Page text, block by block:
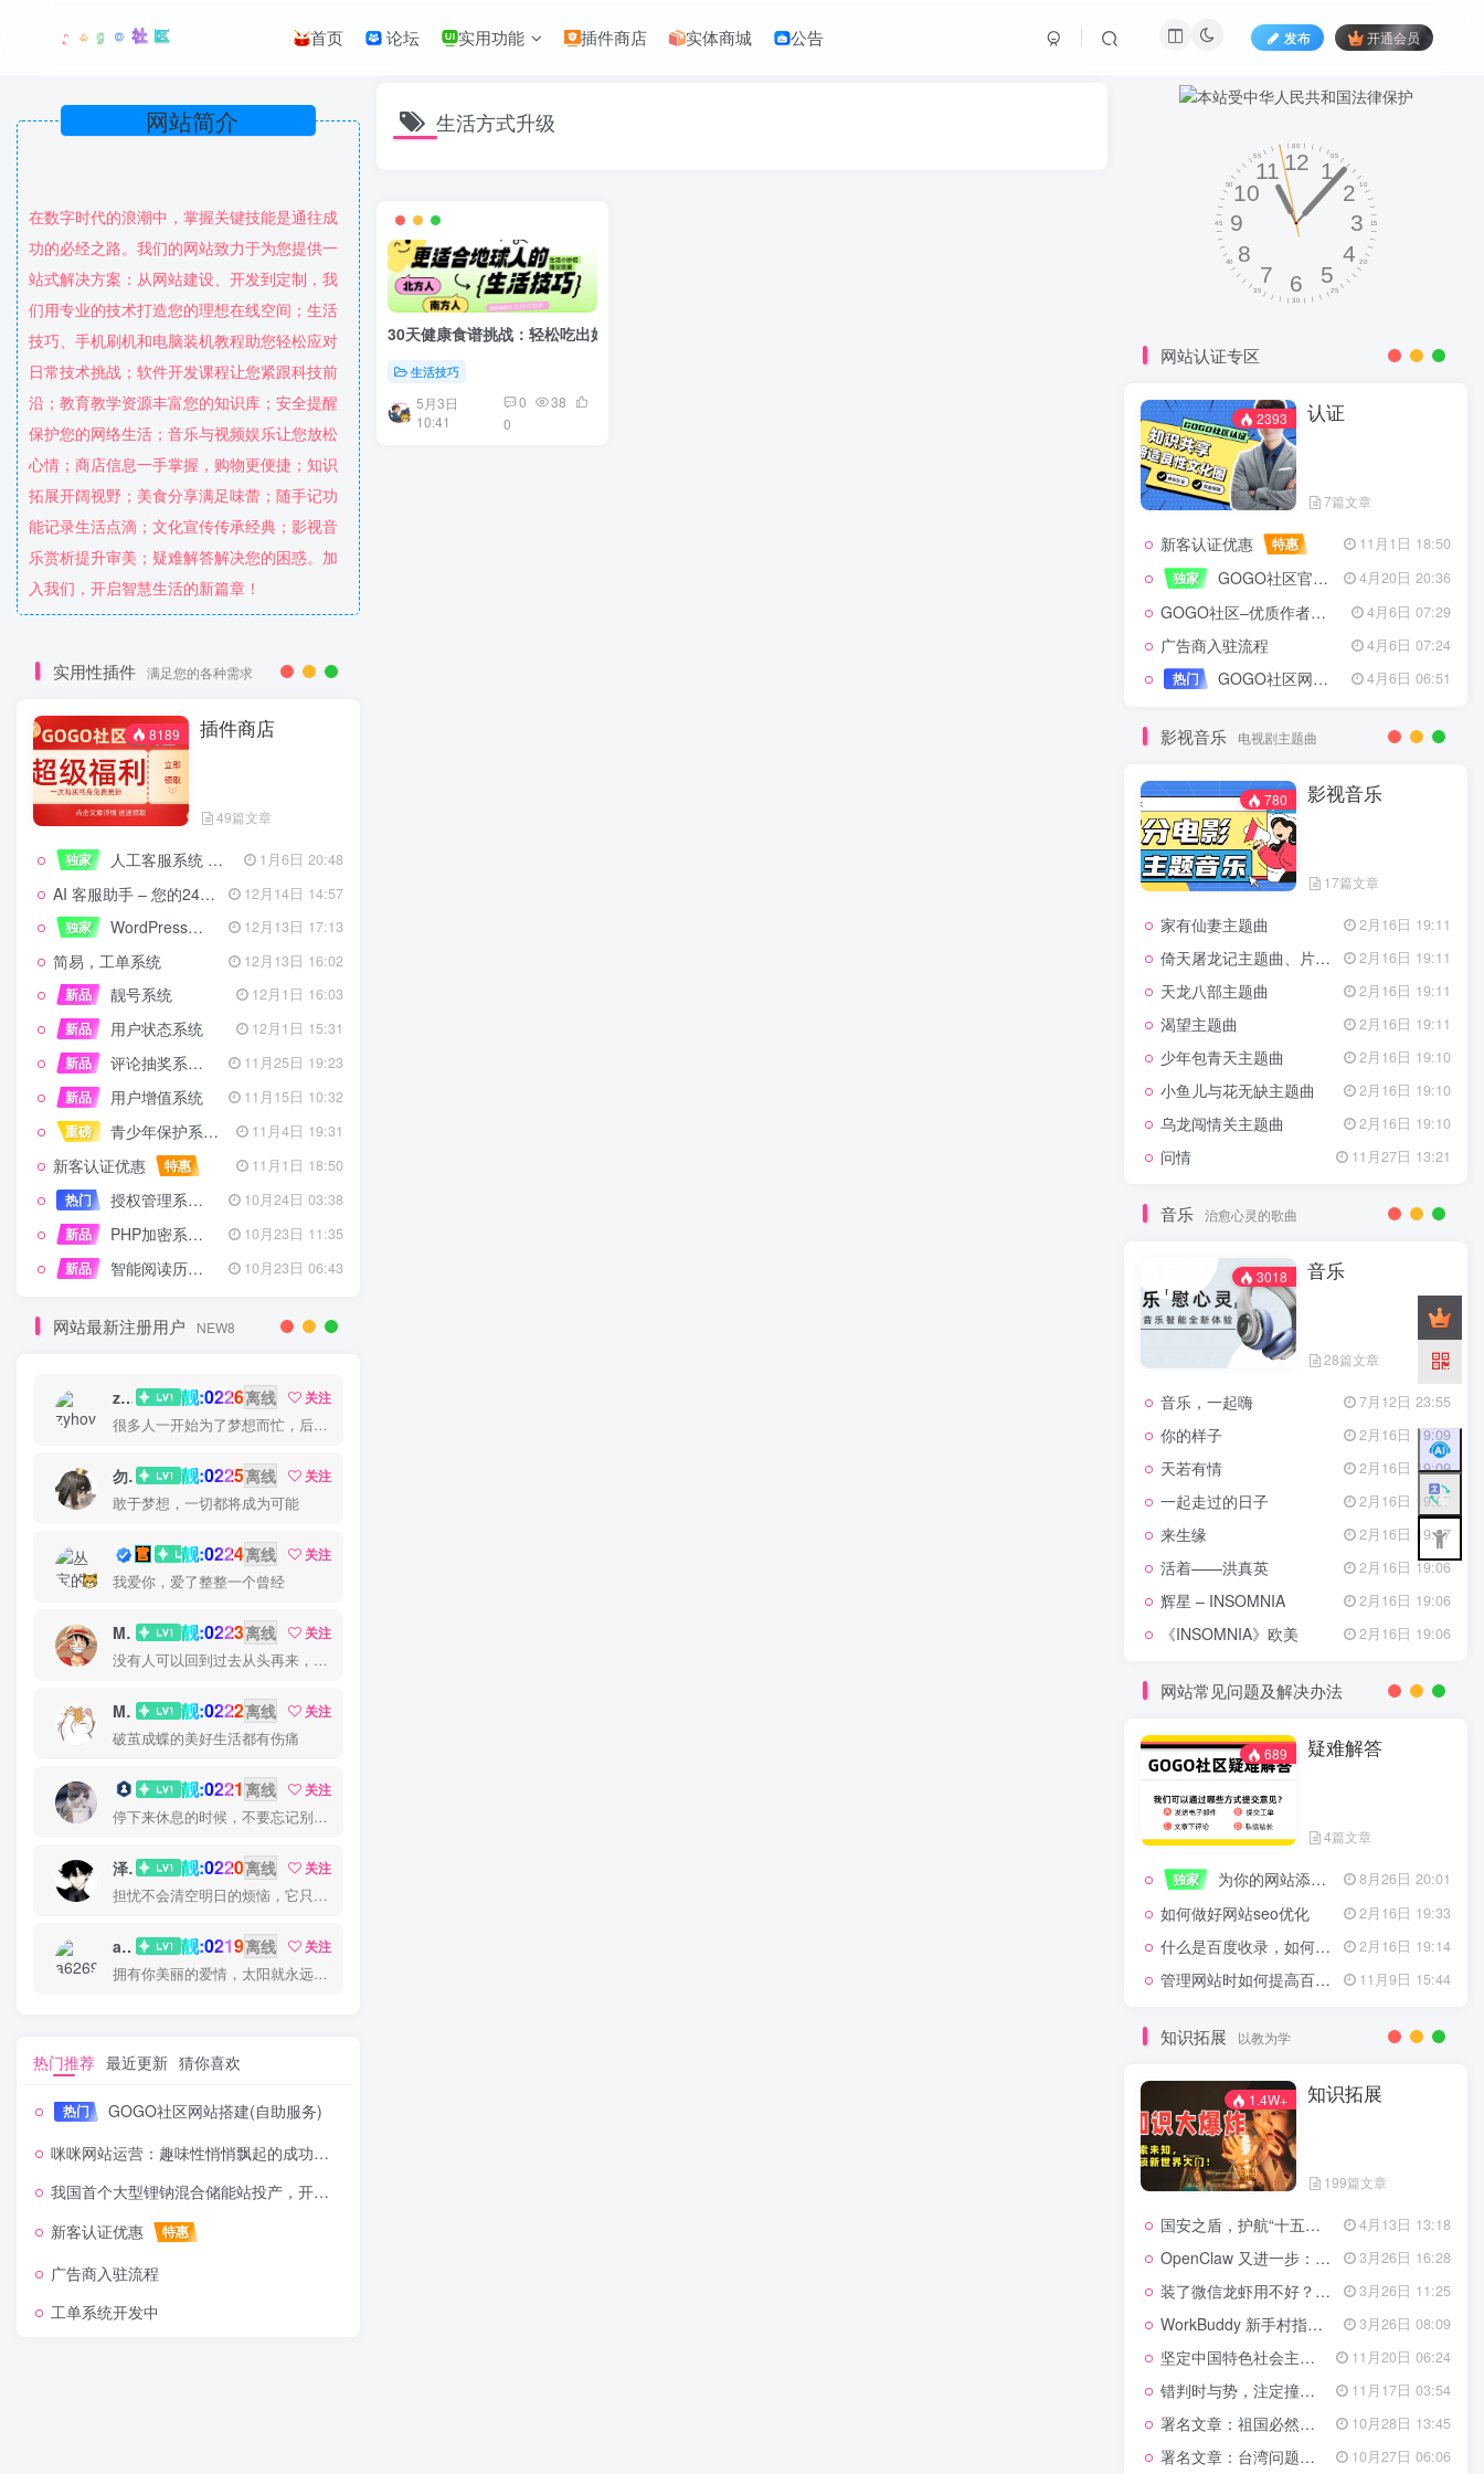
首页 论坛 实用功能 插件商店 实体商城 公告 发布 开通会员
在数字时代的浪潮中，掌握关键技能是通往成
功的必经之路。我们的网站致力于为您提供一
站式解决方案：从网站建设、开发到定制，我
们用专业的技术打造您的理想在线空间；生活
技巧、手机刷机和电脑装机教程助您轻松应对
日常技术挑战；软件开发课程让您紧跟科技前
沿；教育教学资源丰富您的知识库；安全提醒
保护您的网络生活；音乐与视频娱乐让您放松
心情；商店信息一手掌握，购物更便捷；知识
拓展开阔视野；美食分享满足味蕾；随手记功
能记录生活点滴；文化宣传传承经典；影视音
乐赏析提升审美；疑难解答解决您的困惑。加
入我们，开启智慧生活的新篇章！
实用性插件 满足您的各种需求
8189 插件商店
49篇文章
独家 人工客服系统 技术开发文档 1月6日 20:48
AI 客服助手 – 您的24/7智能客服专家
12月14日 14:57
独家
WordPress设备管理器插件 – 专业版 12月13日 17:13
简易，工单系统
12月13日 16:02
新品
靓号系统
12月1日 16:03
新品
用户状态系统
12月1日 15:31
新品
评论抽奖系统 – 完整功能详解
11月25日 19:23
新品
用户增值系统
11月15日 10:32
重磅
青少年保护系统 专为子比主题开发 11月4日 19:31
新客认证优惠 特惠
11月1日 18:50
热门
授权管理系统子比主题专版
10月24日 03:38
新品
PHP加密系统专业版
10月23日 11:35
新品
智能阅读历史系统 10月23日 06:43
网站最新注册用户 NEW8
zyhove 靓:0226离线
关注
很多人一开始为了梦想而忙，后来忙得忘了梦想
勿听 靓:0225离线
关注
敢于梦想，一切都将成为可能
丛宝 靓:0224离线
关注
我爱你，爱了整整一个曾经
MS-康娃 靓:0223离线
关注
没有人可以回到过去从头再来，但是每个人都可以从今天开始，创造一个全新的结局
Miss 先生 靓:0222离线
关注
破茧成蝶的美好生活都有伤痛
猫小白 靓:0221 离线
关注
停下来休息的时候，不要忘记别人还在奔跑
泽宇 靓:0220离线
关注
担忧不会清空明日的烦恼，它只会丧失今日的勇气
a626911 靓:0219离线
关注
拥有你美丽的爱情，太阳就永远明媚
热门推荐 最近更新 猜你喜欢
热门
GOGO社区网站搭建(自助服务)
咪咪网站运营：趣味性悄悄飘起的成功风头
我国首个大型锂钠混合储能站投产，开启储能新时代
新客认证优惠
特惠
广告商入驻流程
工单系统开发中
生活方式升级
30天健康食谱挑战：轻松吃出好身材
生活技巧
5月3日
10:41
0
38
0
网站认证专区
2393 认证
7篇文章
新客认证优惠 特惠
11月1日 18:50
独家
GOGO社区官方成员认证 4月20日 20:36
GOGO社区–优质作者认证 4月6日 07:29
广告商入驻流程
4月6日 07:24
热门
GOGO社区网站搭建(自助服务) 4月6日 06:51
影视音乐 电视剧主题曲
780 影视音乐
17篇文章
家有仙妻主题曲 2月16日 19:11
倚天屠龙记主题曲、片头曲 2月16日 19:11
天龙八部主题曲 2月16日 19:11
渴望主题曲 2月16日 19:11
少年包青天主题曲 2月16日 19:10
小鱼儿与花无缺主题曲 2月16日 19:10
乌龙闯情关主题曲 2月16日 19:10
问情 11月27日 13:21
音乐 治愈心灵的歌曲
3018 音乐
28篇文章
音乐，一起嗨 7月12日 23:55
你的样子 2月16日 19:09
天若有情 2月16日 19:09
一起走过的日子 2月16日 19:07
来生缘 2月16日 19:07
活着——洪真英 2月16日 19:06
辉星 – INSOMNIA 2月16日 19:06
《INSOMNIA》欧美 2月16日 19:06
网站常见问题及解决办法
689 疑难解答
4篇文章
独家 为你的网站添加百度登录 8月26日 20:01
如何做好网站seo优化 2月16日 19:33
什么是百度收录，如何提高收录量？ 2月16日 19:14
管理网站时如何提高百度权重？ 11月9日 15:44
知识拓展 以教为学
1.4W+ 知识拓展
199篇文章
国安之盾，护航“十五五”新征程 4月13日 13:18
OpenClaw 又进一步：微信直连+安全检测+版本切换 3月26日 16:28
装了微信龙虾用不好？3步让你轻松指挥AI干活！ 3月26日 11:25
WorkBuddy 新手村指南：10 个核心技巧帮你解锁满级虾🦞！ 3月26日 08:09
坚定中国特色社会主义法治的政治定力 11月20日 06:24
错判时与势，注定撞南墙 11月17日 03:54
署名文章：祖国必然统一势不可挡 10月28日 13:45
署名文章：台湾问题的由来和性质 10月27日 06:06